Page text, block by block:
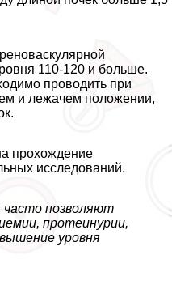
110-120 и больше.
проводить при
и лежачем положении,
прохождение
исследований.
часто позволяют
протеинурии,
уровня